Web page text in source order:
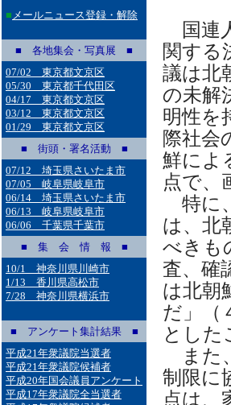
■ メールニュース登録・解除
■ 各地集会・写真展 ■
07/02 東京都文京区
05/30 東京都千代田区
04/17 東京都文京区
03/12 東京都文京区
01/29 東京都文京区
■ 街頭・署名活動 ■
07/12 埼玉県さいたま市
07/05 岐阜県岐阜市
06/14 埼玉県さいたま市
06/13 岐阜県岐阜市
06/06 千葉県千葉市
■ 集 会 情 報 ■
10/1 神奈川県川崎市
1/13 香川県高松市
7/28 神奈川県横浜市
■ アンケート集計結果 ■
平成21年衆議院当選者
平成21年衆議院候補者
平成20年国会議員アンケート
平成17年衆議院全当選者
国連
関する
議は北
の未解
明性を
際社会
鮮によ
点で、
特に
は、北
べきも
査、確
は北朝
だ」（
とした
また
制限に
点は、